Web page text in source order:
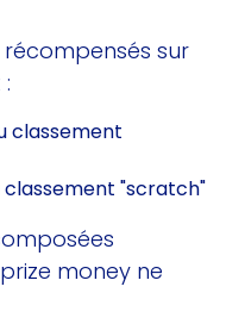
sur
classement
classement "scratch"
money ne